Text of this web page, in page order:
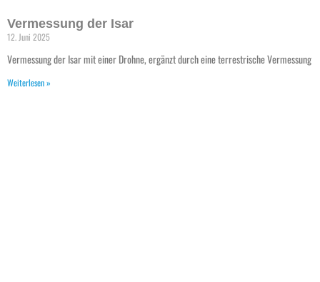
Vermessung der Isar
12. Juni 2025
Vermessung der Isar mit einer Drohne, ergänzt durch eine terrestrische Vermessung
Weiterlesen »